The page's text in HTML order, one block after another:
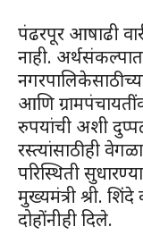
पंढरपूर आषाढी
नाही.
आणि
रुपयांची अशी
रस्त्यांसाठीही
परिस्थिती
मुख्यमंत्री श्री.
दोहोंनीही दिले.